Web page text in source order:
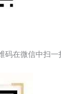
码在微信中扫